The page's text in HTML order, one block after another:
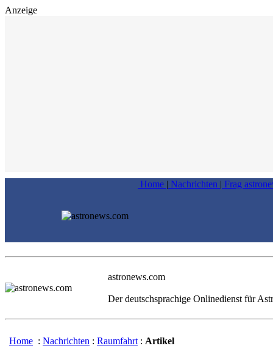
Anzeige
Home | Nachrichten | Frag
astronews.com
Der deutschsprachige Onlinedienst für
Home : Nachrichten : Raumfahrt : Artikel